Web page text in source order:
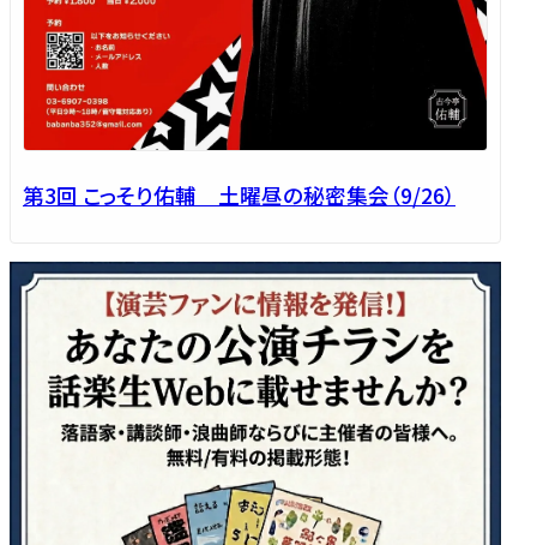
第3回 こっそり佑輔 土曜昼の秘密集会（9/26）